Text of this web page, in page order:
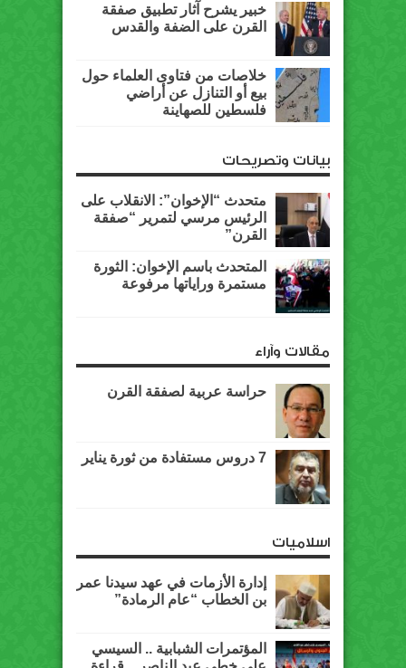
خبير يشرح آثار تطبيق صفقة
القرن على الضفة والقدس
خلاصات من فتاوى العلماء حول
بيع أو التنازل عن أراضي
فلسطين للصهاينة
بيانات وتصريحات
متحدث “الإخوان”: الانقلاب على
الرئيس مرسي لتمرير “صفقة
القرن”
المتحدث باسم الإخوان: الثورة
مستمرة وراياتها مرفوعة
مقالات وآراء
حراسة عربية لصفقة القرن
7 دروس مستفادة من ثورة يناير
اسلاميات
إدارة الأزمات في عهد سيدنا عمر
بن الخطاب “عام الرمادة”
المؤتمرات الشبابية .. السيسي